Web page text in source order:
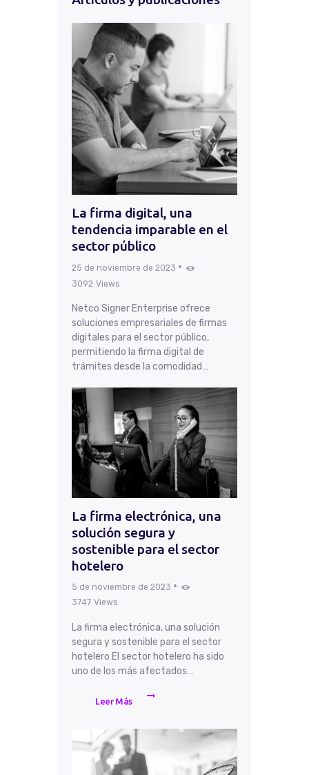
La firma digital, una
tendencia imparable en el
sector público
25 de noviembre de 2023
3092 Views
Netco Signer Enterprise ofrece
soluciones empresariales de firmas
digitales para el sector público,
permitiendo la firma digital de
trámites desde la comodidad…
La firma electrónica, una
solución segura y
sostenible para el sector
hotelero
5 de noviembre de 2023
3747 Views
La firma electrónica, una solución
segura y sostenible para el sector
hotelero El sector hotelero ha sido
uno de los más afectados…
Leer Más